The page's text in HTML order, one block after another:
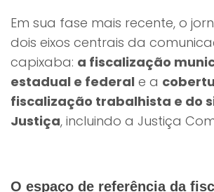
Em sua fase mais recente, o
dois eixos centrais da
capixaba: a fiscalização
estadual e federal e a
fiscalização trabalhista e do
Justiça, incluindo a Justiça
O espaço de referência da